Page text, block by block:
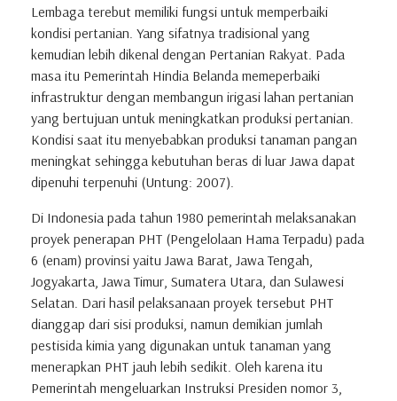
Lembaga terebut memiliki fungsi untuk memperbaiki
kondisi pertanian. Yang sifatnya tradisional yang
kemudian lebih dikenal dengan Pertanian Rakyat. Pada
masa itu Pemerintah Hindia Belanda memeperbaiki
infrastruktur dengan membangun irigasi lahan pertanian
yang bertujuan untuk meningkatkan produksi pertanian.
Kondisi saat itu menyebabkan produksi tanaman pangan
meningkat sehingga kebutuhan beras di luar Jawa dapat
dipenuhi terpenuhi (Untung: 2007).
Di Indonesia pada tahun 1980 pemerintah melaksanakan
proyek penerapan PHT (Pengelolaan Hama Terpadu) pada
6 (enam) provinsi yaitu Jawa Barat, Jawa Tengah,
Jogyakarta, Jawa Timur, Sumatera Utara, dan Sulawesi
Selatan. Dari hasil pelaksanaan proyek tersebut PHT
dianggap dari sisi produksi, namun demikian jumlah
pestisida kimia yang digunakan untuk tanaman yang
menerapkan PHT jauh lebih sedikit. Oleh karena itu
Pemerintah mengeluarkan Instruksi Presiden nomor 3,